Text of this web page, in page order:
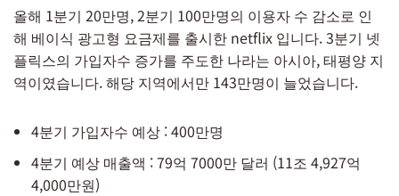
올해 1분기 20만명, 2분기 100만명의 이용자 수 감소로 인
해 베이식 광고형 요금제를 출시한 netflix 입니다. 3분기 넷
플릭스의 가입자수 증가를 주도한 나라는 아시아, 태평양 지
역이였습니다. 해당 지역에서만 143만명이 늘었습니다.
4분기 가입자수 예상 : 400만명
4분기 예상 매출액 : 79억 7000만 달러 (11조 4,927억
4,000만원)